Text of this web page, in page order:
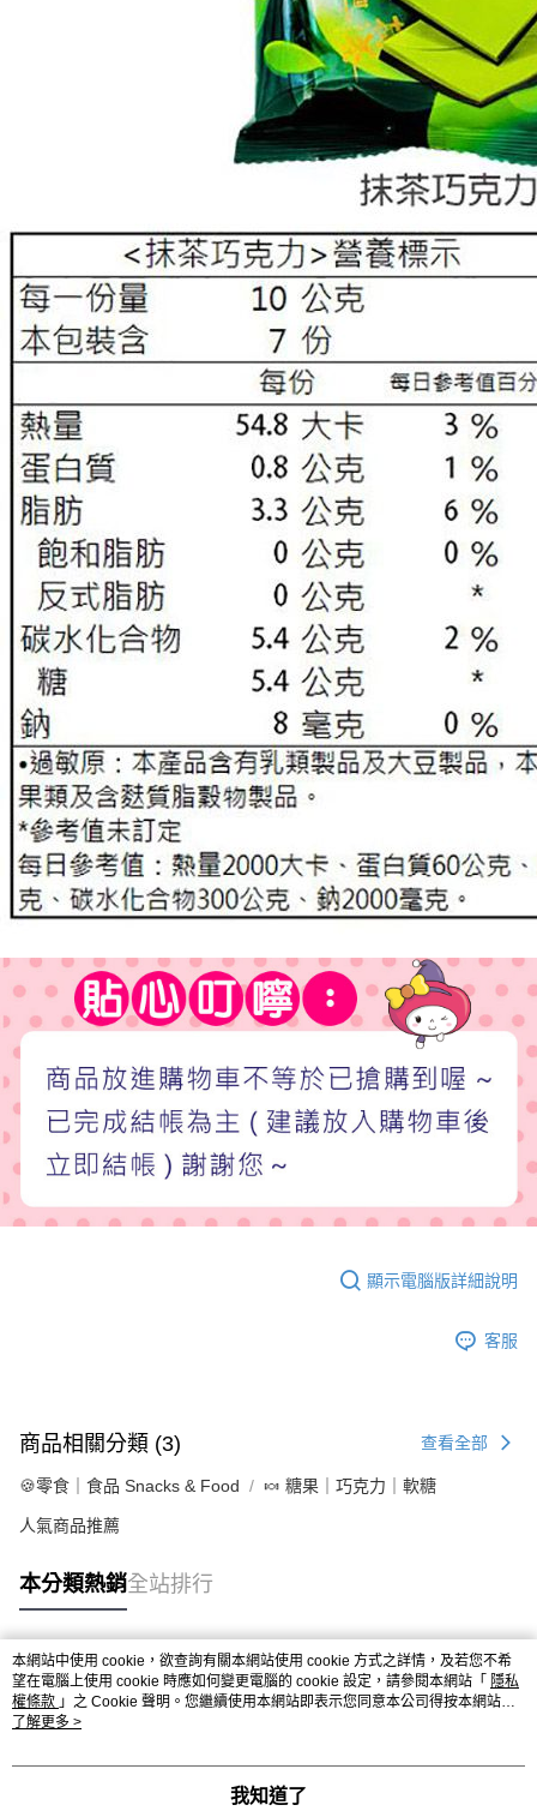
顯示電腦版詳細說明
客服
商品相關分類 (3) 查看全部
🍪零食｜食品 Snacks & Food 🍬 糖果｜巧克力｜軟糖
人氣商品推薦
本分類熱銷全站排行
熱門標籤
本網站中使用 cookie，欲查詢有關本網站使用 cookie 方式之詳情，及若您不希
望在電腦上使用 cookie 時應如何變更電腦的 cookie 設定，請參閱本網站「 隱私
權條款 」之 Cookie 聲明。您繼續使用本網站即表示您同意本公司得按本網站使
用條款之 Cookie 聲明使用 cookie。
了解更多 >
我知道了